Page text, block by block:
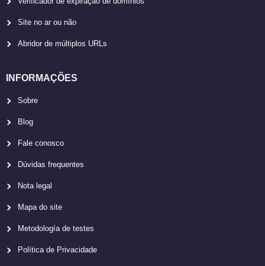
Site no ar ou não
Abridor de múltiplos URLs
INFORMAÇÕES
Sobre
Blog
Fale conosco
Dúvidas frequentes
Nota legal
Mapa do site
Metodología de testes
Política de Privacidade